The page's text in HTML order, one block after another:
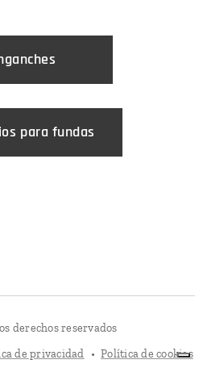
para fundas
derechos reservados
de privacidad Política de cookies